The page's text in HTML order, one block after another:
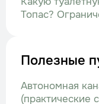
Топас?
Полезные
Автономная
(практические